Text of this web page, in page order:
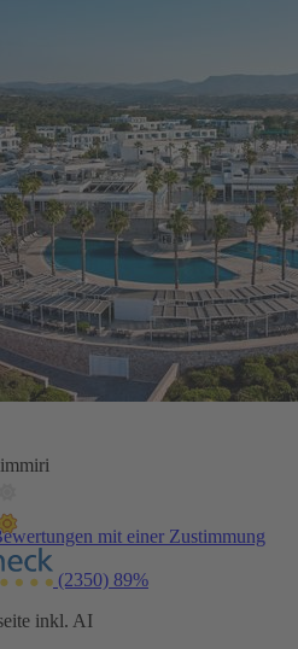
mit einer Zustimmung
(2350) 89%
inkl. AI